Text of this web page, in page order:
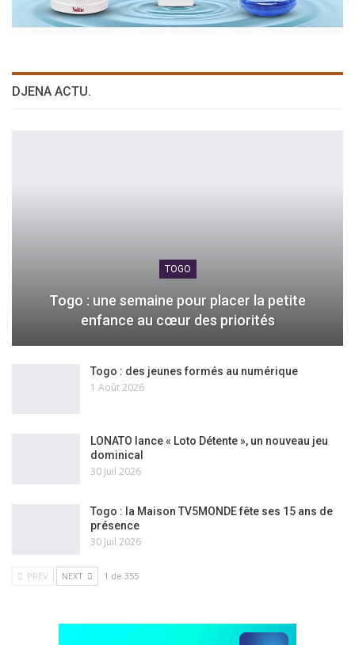
DJENA ACTU.
TOGO
Togo : une semaine pour placer la petite
enfance au cœur des priorités
Togo : des jeunes formés au numérique
1 Août 2026
LONATO lance « Loto Détente », un nouveau jeu
dominical
30 Juil 2026
Togo : la Maison TV5MONDE fête ses 15 ans de
présence
30 Juil 2026
PREV NEXT 1 de 355